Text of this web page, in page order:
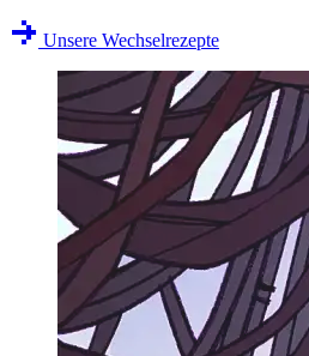
Unsere Wechselrezepte